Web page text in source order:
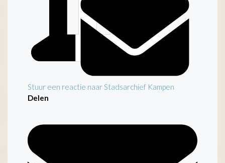
Stuur een reactie naar Stadsarchief Kampen
Delen